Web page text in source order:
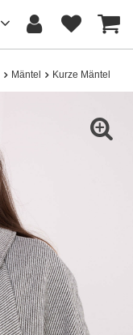
Mäntel Kurze Mäntel